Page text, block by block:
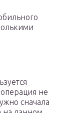
не
сначала